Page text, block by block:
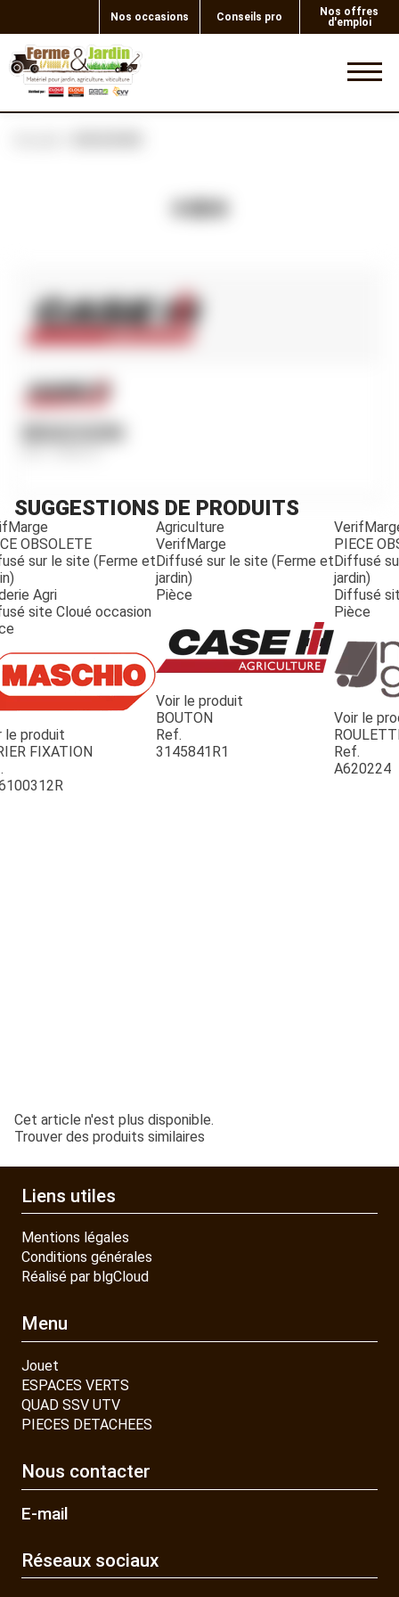
Nos occasions Conseils pro
Nos offres
d'emploi
JOUET
Ref. 444618
SUGGESTIONS DE PRODUITS
OBSOLETE
sur le site (Ferme et
Agri
site Cloué occasion
le produit
FIXATION
Agriculture
VerifMarge
Diffusé sur le site (Ferme et
jardin)
Pièce
Voir le produit
BOUTON
Ref.
3145841R1
PIECE
Diffusé
jardin)
Diffusé
Pièce
Voir le
Ref.
A620224
Cet article n'est plus disponible.
Trouver des produits similaires
Liens utiles
Mentions légales
Conditions générales
Réalisé par blgCloud
Menu
Jouet
ESPACES VERTS
QUAD SSV UTV
PIECES DETACHEES
Nous contacter
E-mail
Réseaux sociaux